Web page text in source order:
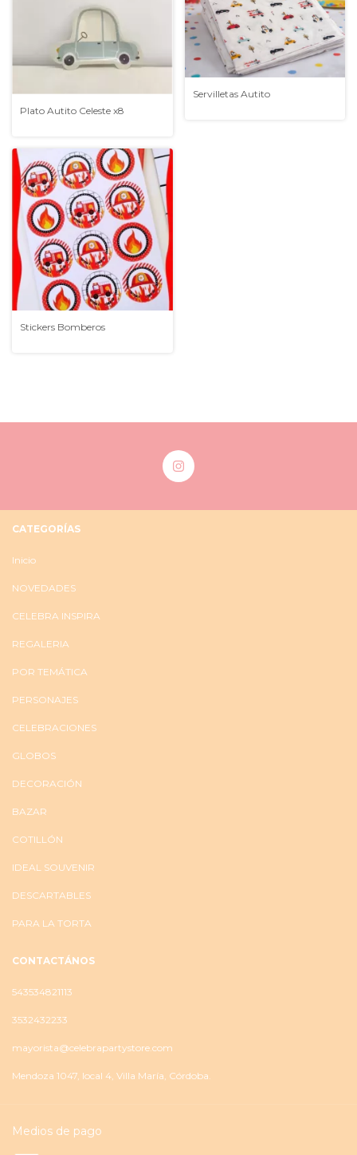
Plato Autito Celeste x8
Servilletas Autito
Stickers Bomberos
CATEGORÍAS
Inicio
NOVEDADES
CELEBRA INSPIRA
REGALERIA
POR TEMÁTICA
PERSONAJES
CELEBRACIONES
GLOBOS
DECORACIÓN
BAZAR
COTILLÓN
IDEAL SOUVENIR
DESCARTABLES
PARA LA TORTA
CONTACTÁNOS
543534821113
3532432233
mayorista@celebrapartystore.com
Mendoza 1047, local 4, Villa María, Córdoba.
Medios de pago